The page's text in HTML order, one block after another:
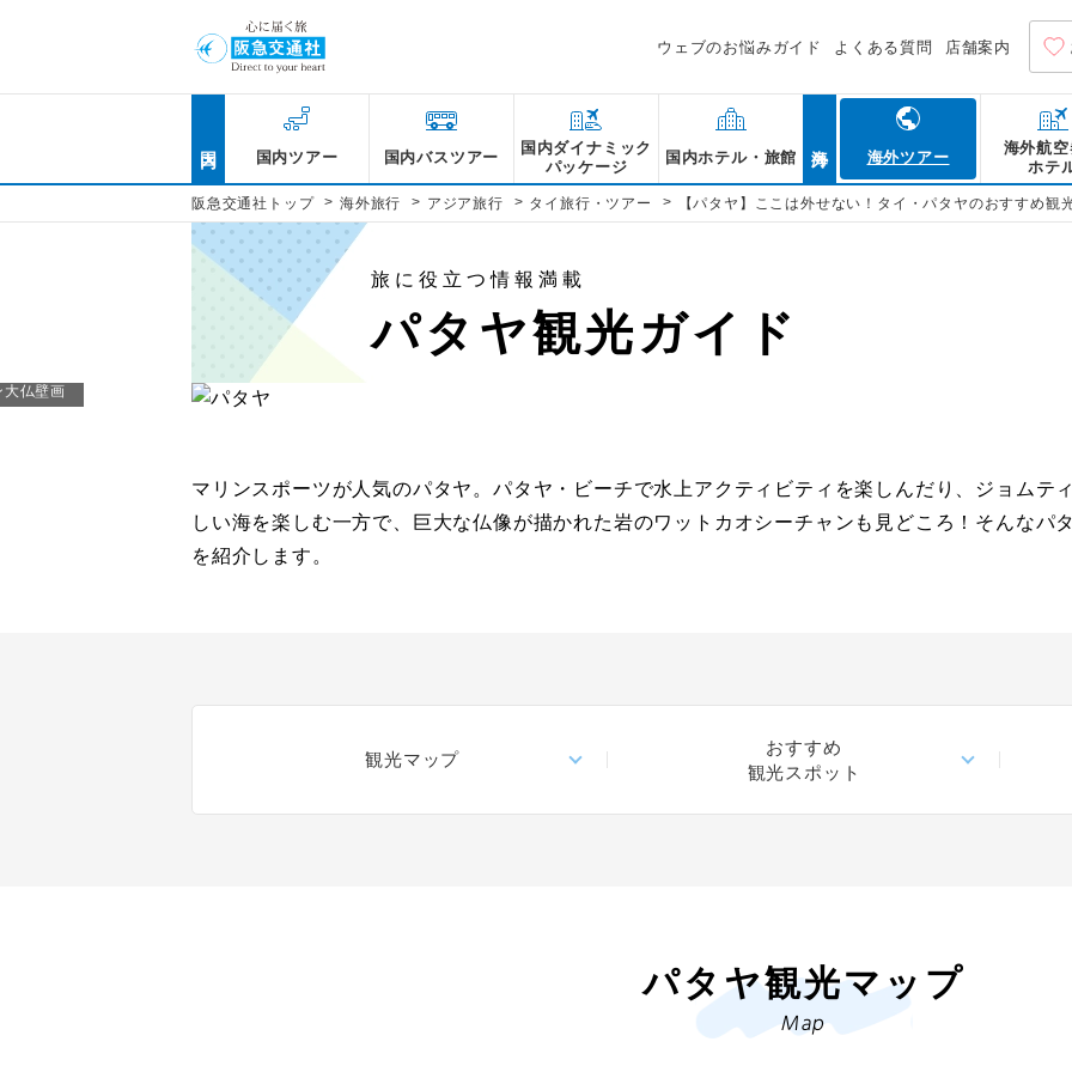
ウェブのお悩みガイド よくある質問 店舗案内
国内ツアー 国内バスツアー
国内ダイナミック
パッケージ
国内ホテル・旅館 海外ツアー
海外航空
ホテ
阪急交通社トップ > 海外旅行 > アジア旅行 > タイ旅行・ツアー > 【パタヤ】ここは外せない！タイ・パタヤのおすすめ観
旅に役立つ情報満載
パタヤ観光ガイド
大仏壁画
マリンスポーツが人気のパタヤ。パタヤ・ビーチで水上アクティビティを楽しんだり、ジョムテ
しい海を楽しむ一方で、巨大な仏像が描かれた岩のワットカオシーチャンも見どころ！そんなパ
を紹介します。
観光マップ
おすすめ
観光スポット
パタヤ観光マップ
Map
基本情報
住所 206/2 Moo.5 Naklua, Banglamuang Pattaya 20150
アクセス パタヤ中心部から車で約15分
営業時間
ども350バーツ）
サンクチュアリ
さんくちゅありー・おぶ・
高さ100mを超える巨
ブ・トゥルース。古典
れており、1981年に着
建設中です。タイの建
パビリオンと呼ばれる
によって数種類の広葉
築方法に加えて、お釈
ファント氏の強い情熱
しています。ボートに
テーマ
歴史・史跡
タイ
基本情報
住所 タイ チョンブリー
アクセス
1時間半
営業時間 終日
定休日
パタヤ・ビーチ
ぱたや・びーち
タイ湾に面して南北に
ビーチがあるパタヤで
生い茂る白砂のビーチ
国リゾートで、世界各
す。日光浴や砂浜の散
スポーツ。パラセーリ
ビティが楽しめます。
ン、ショップなどが数
ョッピングを楽しんだ
テーマ
定番
ビーチ
タイ
閉じる
基本情報
住所 タイ チョンブリー
アクセス パタヤから南へミニバスで約15分
営業時間
定休日
料金
ジョムティエン
じょむてぃえん・びーち
パタヤ・ビーチと並ん
象牙色に輝く砂浜と青
パタヤ・ビーチと比較
層やタイ在住の外国人
同様、ウインドサーフ
なマリンスポーツが楽
大小さまざまなホテル
やカフェもあるため、
ます。海水浴やアクテ
テーマ
自然
ビーチ
基本情報
住所
451/304 Moo 12, NongPrue, Banglamung, Chonburi
20150
アクセス パタヤ中心部から車で約20分
営業時間 9:00～20:00
定休日
水上マーケット
すいじょうまーけっと
2008年にオープンした
生活様式であった水上
にはタイの四つの主要
れで異なる文化や生活
できます。タイ古式マ
が楽しめる土産屋、ロ
ど幅広く揃っており、
トやジップライン、お
も満喫できるため、子
テーマ
市場
ショッピ
タイ
基本情報
住所 345 Jomtien Beach, Pattaya City, Chonburi 20150
アクセス パタヤ・ビーチから車で約15分
営業時間 施設により異なる
定休日
料金
パタヤパーク
ぱたやぱーく
パタヤパークは、パタ
じめ、アミューズメン
ット。展望台からはパ
一望できるほか、回転
を眺めながら食事を堪
イヤーを使った3パタ
ィもあり、スリリング
ます。そのほかにも、
楽しめるパタヤ・ウォ
テーマ
自然
家族・子
基本情報
住所
Moo 6 456, 777, 777/1 Pattayasaisong Rd, Pattaya City,
Bang Lamung District, Chon Buri 20150
アクセス パタヤの中心部から車で約10分
営業時間 11:00～22:00
定休日
ターミナル21 パ
たーみなる21 ぱたや
2018年にオープンした
港のターミナルをイメ
す。見どころは、カリ
東京・サンフランシス
ンドマークが詳細に再
トリート。それぞれで
トジェニックな写真を
ことでも訪れる人を魅
コートも充実している
テーマ
ショッピング
タイ
基本情報
住所 Pattaya City, Bang Lamung District, Chon Buri 20150
アクセス パタヤのビーチ通りからソンテウで約10分
営業時間 10:00～20:00
定休日
料金
ワット・プラヤイ
わっと・ぷらやい
ビッグ・ブッダの通称
チョンブリー最大の仏
てられました。寺院の
らすとご利益があると
神）に見守られながら
に輝く高さ約18m・幅
の仏像のコントラスト
です。周囲には、曜日
曜日の仏に祈りを捧げ
テーマ
歴史・史跡
基本情報
住所
12 349/9 Sukhumvit Road, Bang Lamung District, Chon
Buri 20150
アクセス パタヤ・ビーチから車で約25分
営業時間 9:00～18:00（最終入場：17:30）
定休日
タイガー パーク
たいがー ぱーく ぱたや
タイガー パーク パタ
ーマパークです。パー
型サイズの迫力あるト
える貴重な体験ができ
されており、ケージ内
触れ合いが楽しめます
と触れ合う単品チケッ
るパッケージプランな
ートや徒歩で園内散策
テーマ
家族・子連れ
タイ
基本情報
住所
Soi Khao Chi Chan, Tambon Na Chom Thian, Amphoe
Sattahip, Chang Wat Chon Buri 20250
アクセス
パタヤ中心部から車で約30分、 スワンナプーム国際空港から
車で約2時間
営業時間 8:00～18:00
定休日
カオシーチャン
かおしーちゃん
カオシーチャンは、
念して描かれた大仏壁
70mにもおよぶ世界最
分ほど削られていたシ
ラを鎮圧する姿勢で描
たらす偉大な預言者を
ッサダーとして知られ
園があり、色鮮やかな
美しさを引き立たせて
歴史・史跡
基本情報
住所 201 Moo 6 Mueang Chon Buri, Chon Buri 20000
アクセス パタヤ・ビーチよりソンテウなどで約5分
営業時間 8:00～18:00
定休日
料金
ワット・カオ・
わっと・かお・ぷら・ばー
日本人が多く居住する
アン・チョンブリー地
るため、境内から青く
スポットです。小さい
と数多くの市民が集い
は、産まれた曜日で選
トリや犬も生息し、地
を楽しみながら、のん
の犬は狂犬病に感染す
このスポッ